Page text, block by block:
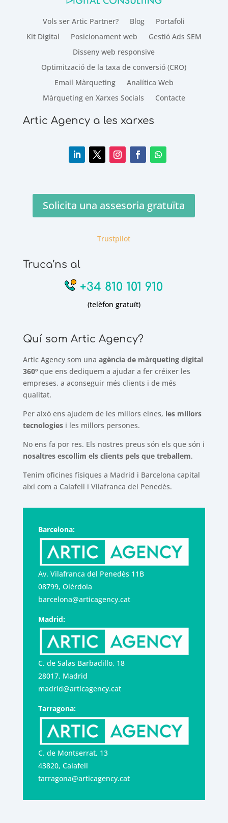
Vols ser Artic Partner? Blog
Portafoli
Kit Digital
Posicionament web
Gestió Ads SEM
Disseny web responsive
Optimització de la taxa de conversió (CRO)
Email Màrqueting
Analítica Web
Màrqueting en Xarxes Socials
Contacte
Artic Agency a les xarxes
Solicita una assesoria gratuïta
Trustpilot
Truca’ns al
+34 810 101 910
(telèfon gratuït)
Quí som Artic Agency?
Artic Agency som una agència de màrqueting digital
360ºque ens dediquem a ajudar a fer créixer les
empreses, a aconseguir més clients i de més
qualitat.
Per això ens ajudem de les millors eines, les millors
tecnologiesi les millors persones.
No ens fa por res. Els nostres preus són els que són i
nosaltres escollim els clients pels que treballem.
Tenim oficines físiques a Madrid i Barcelona capital
així com a Calafell i Vilafranca del Penedès.
Barcelona:
Av. Vilafranca del Penedès 11B
08799, Olèrdola
barcelona@articagency.cat
Madrid:
C. de Salas Barbadillo, 18
28017, Madrid
madrid@articagency.cat
Tarragona:
C. de Montserrat, 13
43820, Calafell
tarragona@articagency.cat